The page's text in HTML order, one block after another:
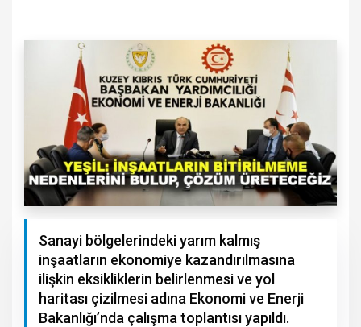
Sanayi bölgelerindeki yarım kalmış
inşaatların ekonomiye kazandırılmasına
ilişkin eksikliklerin belirlenmesi ve yol
haritası çizilmesi adına Ekonomi ve Enerji
Bakanlığı’nda çalışma toplantısı yapıldı.